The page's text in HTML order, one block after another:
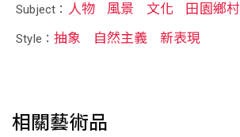
Subject： 人物 風景 文化 田園鄉村
Style：抽象 自然主義 新表現
相關藝術品